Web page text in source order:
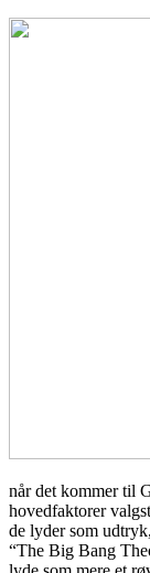
når det kommer til
hovedfaktorer
de lyder som
“The Big Bang